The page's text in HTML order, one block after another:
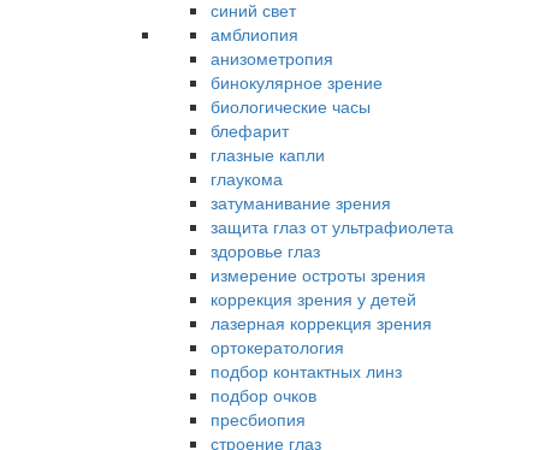
синий свет
амблиопия
анизометропия
бинокулярное зрение
биологические часы
блефарит
глазные капли
глаукома
затуманивание зрения
защита глаз от ультрафиолета
здоровье глаз
измерение остроты зрения
коррекция зрения у детей
лазерная коррекция зрения
ортокератология
подбор контактных линз
подбор очков
пресбиопия
строение глаз